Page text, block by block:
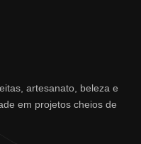
artesanato, beleza e
em projetos cheios de